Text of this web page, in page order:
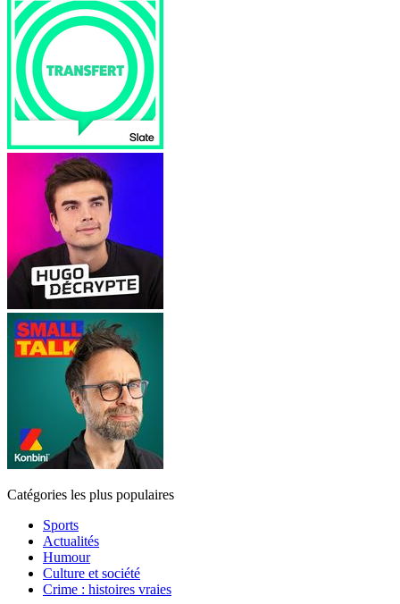
Catégories les plus populaires
Sports
Actualités
Humour
Culture et société
Crime : histoires vraies